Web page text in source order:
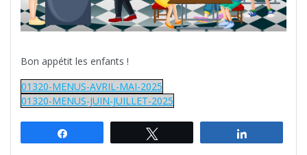
Bon appétit les enfants !
01320-MENUS-AVRIL-MAI-2025
01320-MENUS-JUIN-JUILLET-2025